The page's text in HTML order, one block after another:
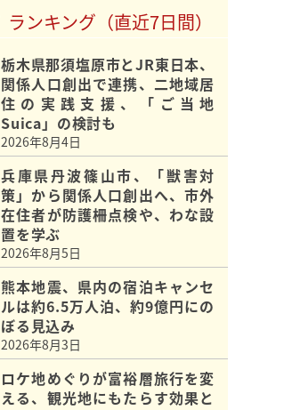
ランキング（直近7日間）
栃木県那須塩原市とJR東日本、
関係人口創出で連携、二地域居
住の実践支援、「ご当地
Suica」の検討も
2026年8月4日
兵庫県丹波篠山市、「獣害対
策」から関係人口創出へ、市外
在住者が防護柵点検や、わな設
置を学ぶ
2026年8月5日
熊本地震、県内の宿泊キャンセ
ルは約6.5万人泊、約9億円にの
ぼる見込み
2026年8月3日
ロケ地めぐりが富裕層旅行を変
える、観光地にもたらす効果と